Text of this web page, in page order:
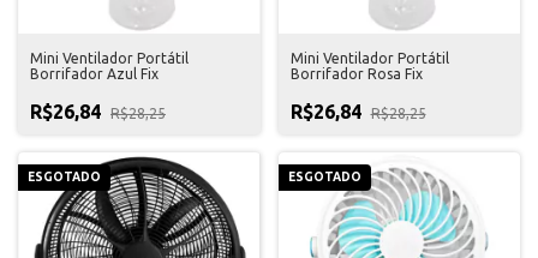
Mini Ventilador Portátil
Borrifador Azul Fix
R$26,84 R$28,25
Mini Ventilador Portátil
Borrifador Rosa Fix
R$26,84 R$28,25
ESGOTADO ESGOTADO